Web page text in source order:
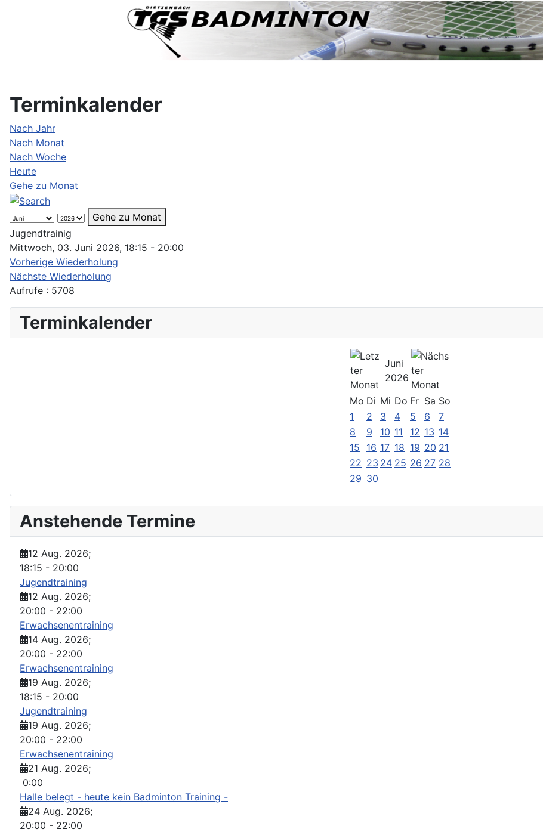
Terminkalender
Nach Jahr
Nach Monat
Nach Woche
Heute
Gehe zu Monat
Gehe zu Monat
Jugendtrainig
Mittwoch, 03. Juni 2026, 18:15 - 20:00
Vorherige Wiederholung
Nächste Wiederholung
Aufrufe : 5708
Terminkalender
Juni
2026
Mo Di Mi Do Fr Sa So
1
2 3 4 5 6
7
8
9 10 11 12 13 14
15
16 17 18 19 20 21
22 23 24 25 26 27 28
29 30
Anstehende Termine
12 Aug. 2026;
18:15 - 20:00
Jugendtraining
12 Aug. 2026;
20:00 - 22:00
Erwachsenentraining
14 Aug. 2026;
20:00 - 22:00
Erwachsenentraining
19 Aug. 2026;
18:15 - 20:00
Jugendtraining
19 Aug. 2026;
20:00 - 22:00
Erwachsenentraining
21 Aug. 2026;
0:00
Halle belegt - heute kein Badminton Training -
24 Aug. 2026;
20:00 - 22:00